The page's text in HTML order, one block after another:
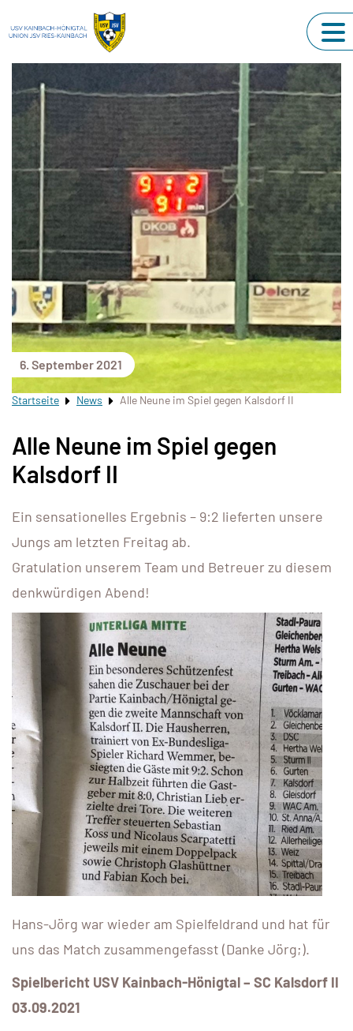
6. September 2021
Startseite News Alle Neune im Spiel gegen Kalsdorf II
Alle Neune im Spiel gegen
Kalsdorf II
Ein sensationelles Ergebnis – 9:2 lieferten unsere
Jungs am letzten Freitag ab.
Gratulation unserem Team und Betreuer zu diesem
denkwürdigen Abend!
Hans-Jörg war wieder am Spielfeldrand und hat für
uns das Match zusammengefasst (Danke Jörg;).
Spielbericht USV Kainbach-Hönigtal – SC Kalsdorf II
03.09.2021